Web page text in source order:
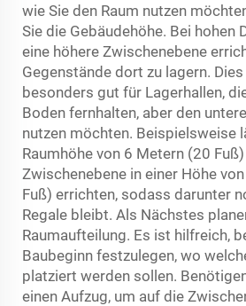
wie Sie den Raum nutzen
Sie die Gebäudehöhe. Bei hohen
eine höhere Zwischenebene
Gegenstände dort zu lagern.
besonders gut für Lagerhallen,
Boden fernhalten, aber den
nutzen möchten. Beispielsweise
Raumhöhe von 6 Metern (20
Zwischenebene in einer Höhe
Fuß) errichten, sodass darunter
Regale bleibt. Als Nächstes
Raumaufteilung. Es ist hilfreich,
Baubeginn festzulegen, wo
platziert werden sollen.
einen Aufzug, um auf die